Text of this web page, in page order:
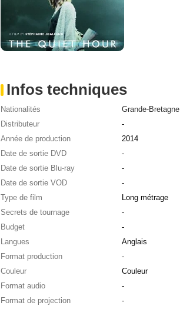
Infos techniques
Nationalités Grande-Bretagne,
Distributeur
-
Année de production
2014
Date de sortie DVD
-
Date de sortie Blu-ray
-
Date de sortie VOD
-
Type de film
Long métrage
Secrets de tournage
-
Budget
-
Langues
Anglais
Format production
-
Couleur
Couleur
Format audio
-
Format de projection
-